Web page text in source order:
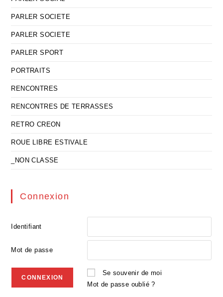
PARLER SOCIETE
PARLER SOCIETE
PARLER SPORT
PORTRAITS
RENCONTRES
RENCONTRES DE TERRASSES
RETRO CREON
ROUE LIBRE ESTIVALE
_NON CLASSE
Connexion
Identifiant
Mot de passe
Se souvenir de moi
Mot de passe oublié ?